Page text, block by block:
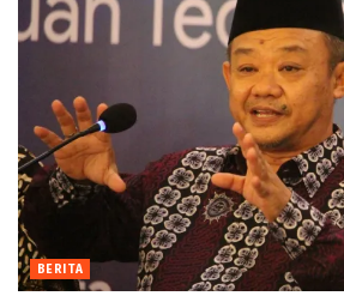
BERITA